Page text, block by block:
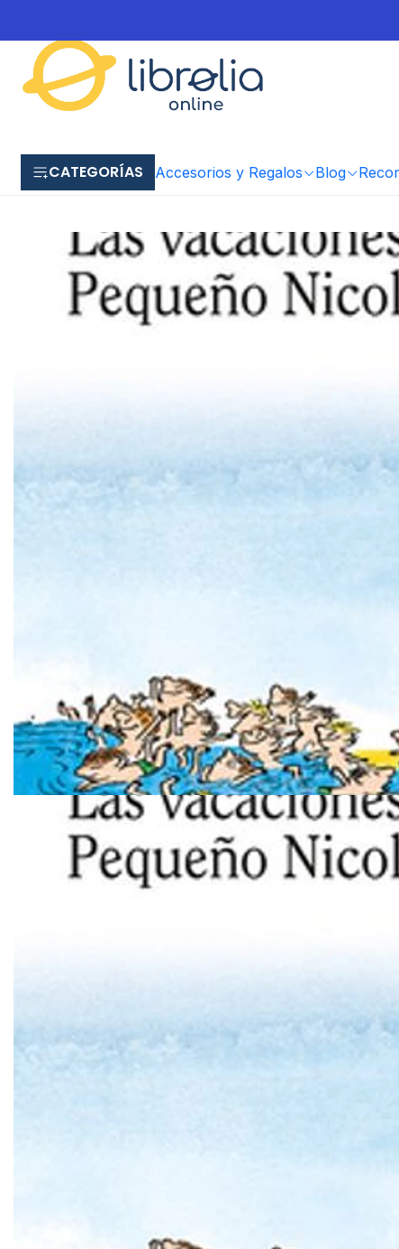
CATEGORÍAS Accesorios y Regalos Blog